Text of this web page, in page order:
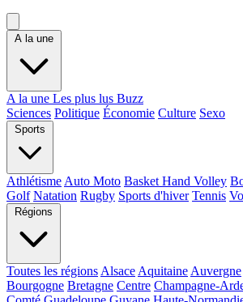
A la une
A la une Les plus lus Buzz
Sciences Politique Économie Culture Sexo
Sports
Athlétisme Auto Moto Basket Hand Volley
Golf Natation Rugby Sports d'hiver Tennis
Régions
Toutes les régions Alsace Aquitaine Auvergne
Bourgogne Bretagne Centre Champagne-